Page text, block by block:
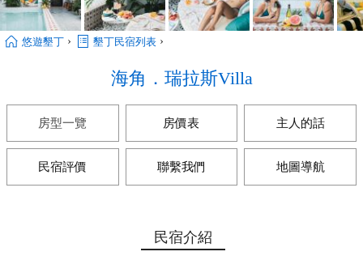
悠遊墾丁 › 墾丁民宿列表 ›
海角．瑞拉斯Villa
房型一覽 房價表 主人的話
民宿評價 聯繫我們 地圖導航
民宿介紹